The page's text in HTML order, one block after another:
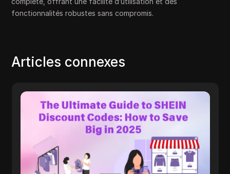
fonctionnalités robustes sans compromis.
Articles connexes